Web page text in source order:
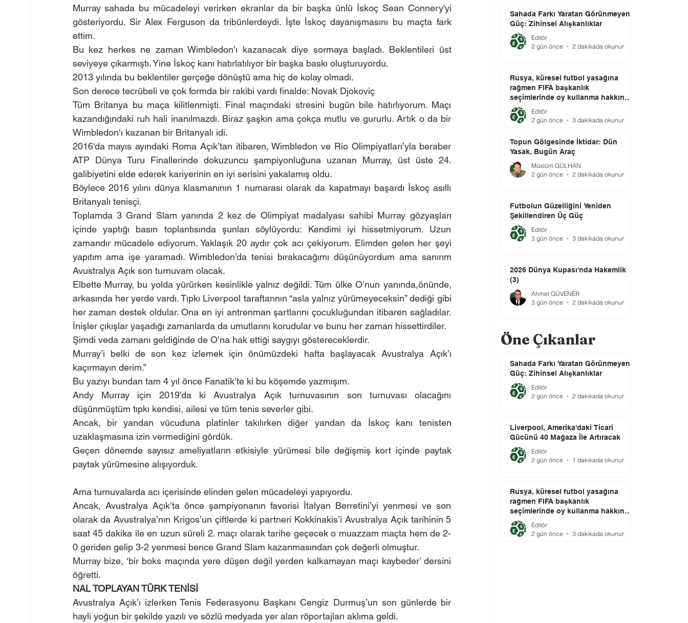
Murray sahada bu mücadeleyi verirken ekranlar da bir başka ünlü İskoç Sean Connery'yi
gösteriyordu. Sir Alex Ferguson da tribünlerdeydi. İşte İskoç dayanışmasını bu maçta fark
ettim.
Bu kez herkes ne zaman Wimbledon’ı kazanacak diye sormaya başladı. Beklentileri üst
seviyeye çıkarmıştı. Yine İskoç kanı hatırlatılıyor bir başka baskı oluşturuyordu.
2013 yılında bu beklentiler gerçeğe dönüştü ama hiç de kolay olmadı.
Son derece tecrübeli ve çok formda bir rakibi vardı finalde: Novak Djokoviç
Tüm Britanya bu maça kilitlenmişti. Final maçındaki stresini bugün bile hatırlıyorum. Maçı
kazandığındaki ruh hali inanılmazdı. Biraz şaşkın ama çokça mutlu ve gururlu. Artık o da bir
Wimbledon‘ı kazanan bir Britanyalı idi.
2016'da mayıs ayındaki Roma Açık’tan itibaren, Wimbledon ve Rio Olimpiyatları’yla beraber
ATP Dünya Turu Finallerinde dokuzuncu şampiyonluğuna uzanan Murray, üst üste 24.
galibiyetini elde ederek kariyerinin en iyi serisini yakalamış oldu.
Böylece 2016 yılını dünya klasmanının 1 numarası olarak da kapatmayı başardı İskoç asıllı
Britanyalı tenisçi.
Toplamda 3 Grand Slam yanında 2 kez de Olimpiyat madalyası sahibi Murray gözyaşları
içinde yaptığı basın toplantısında şunları söylüyordu: Kendimi iyi hissetmiyorum. Uzun
zamandır mücadele ediyorum. Yaklaşık 20 aydır çok acı çekiyorum. Elimden gelen her şeyi
yapıtım ama işe yaramadı. Wimbledon’da tenisi bırakacağımı düşünüyordum ama sanırım
Avustralya Açık son turnuvam olacak.
Elbette Murray, bu yolda yürürken kesinlikle yalnız değildi. Tüm ülke O’nun yanında,önünde,
arkasında her yerde vardı. Tıpkı Liverpool taraftarının “asla yalnız yürümeyeceksin” dediği gibi
her zaman destek oldular. Ona en iyi antrenman şartlarını çocukluğundan itibaren sağladılar.
İnişler çıkışlar yaşadığı zamanlarda da umutlarını korudular ve bunu her zaman hissettirdiler.
Şimdi veda zamanı geldiğinde de O’na hak ettiği saygıyı göstereceklerdir.
Murray’i belki de son kez izlemek için önümüzdeki hafta başlayacak Avustralya Açık’ı
kaçırmayın derim.”
Bu yazıyı bundan tam 4 yıl önce Fanatik’te ki bu köşemde yazmışım.
Andy Murray için 2019’da ki Avustralya Açık turnuvasının son turnuvası olacağını
düşünmüştüm tıpkı kendisi, ailesi ve tüm tenis severler gibi.
Ancak, bir yandan vücuduna platinler takılırken diğer yandan da İskoç kanı tenisten
uzaklaşmasına izin vermediğini gördük.
Geçen dönemde sayısız ameliyatların etkisiyle yürümesi bile değişmiş kort içinde paytak
paytak yürümesine alışıyorduk.
Ama turnuvalarda acı içerisinde elinden gelen mücadeleyi yapıyordu.
Ancak, Avustralya Açık’ta önce şampiyonanın favorisi İtalyan Berretini’yi yenmesi ve son
olarak da Avustralya’nın Krigos’un çiftlerde ki partneri Kokkinakis’i Avustralya Açık tarihinin 5
saat 45 dakika ile en uzun süreli 2. maçı olarak tarihe geçecek o muazzam maçta hem de 2-
0 geriden gelip 3-2 yenmesi bence Grand Slam kazanmasından çok değerli olmuştur.
Murray bize, ‘bir boks maçında yere düşen değil yerden kalkamayan maçı kaybeder’ dersini
öğretti.
NAL TOPLAYAN TÜRK TENİSİ
Avustralya Açık’ı izlerken Tenis Federasyonu Başkanı Cengiz Durmuş’un son günlerde bir
hayli yoğun bir şekilde yazılı ve sözlü medyada yer alan röportajları aklıma geldi.
Sahada Farkı Yaratan Görünmeyen
Güç: Zihinsel Alışkanlıklar
Editör
2 gün önce
2 dakikada okunur
Rusya, küresel futbol yasağına
rağmen FIFA başkanlık
seçimlerinde oy kullanma hakkını
elinde tutuyor.
Editör
2 gün önce
3 dakikada okunur
Topun Gölgesinde İktidar: Dün
Yasak, Bugün Araç
Müslüm GÜLHAN
2 gün önce
2 dakikada okunur
Futbolun Güzelliğini Yeniden
Şekillendiren Üç Güç
Editör
3 gün önce
3 dakikada okunur
2026 Dünya Kupası'nda Hakemlik
(3)
Ahmet GÜVENER
3 gün önce
2 dakikada okunur
Öne Çıkanlar
Sahada Farkı Yaratan Görünmeyen
Güç: Zihinsel Alışkanlıklar
Editör
2 gün önce
2 dakikada okunur
Liverpool, Amerika'daki Ticari
Gücünü 40 Mağaza İle Artıracak
Editör
2 gün önce
1 dakikada okunur
Rusya, küresel futbol yasağına
rağmen FIFA başkanlık
seçimlerinde oy kullanma hakkını
elinde tutuyor.
Editör
2 gün önce
3 dakikada okunur